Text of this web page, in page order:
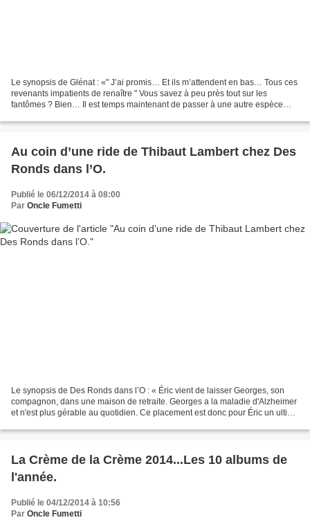
Le synopsis de Glénat : «" J’ai promis… Et ils m’attendent en bas… Tous ces
revenants impatients de renaître " Vous savez à peu près tout sur les
fantômes ? Bien… Il est temps maintenant de passer à une autre espèce
Au coin d’une ride de Thibaut Lambert chez Des
Ronds dans l’O.
Publié le 06/12/2014 à 08:00
Par Oncle Fumetti
Le synopsis de Des Ronds dans l’O : « Éric vient de laisser Georges, son
compagnon, dans une maison de retraite. Georges a la maladie d'Alzheimer
et n'est plus gérable au quotidien. Ce placement est donc pour Éric un ultime
La Crème de la Crème 2014...Les 10 albums de
l'année.
Publié le 04/12/2014 à 10:56
Par Oncle Fumetti